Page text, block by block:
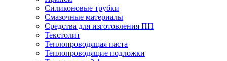
Силиконовые трубки
Смазочные материалы
Средства для изготовления ПП
Текстолит
Теплопроводящая паста
Теплопроводящие подложки